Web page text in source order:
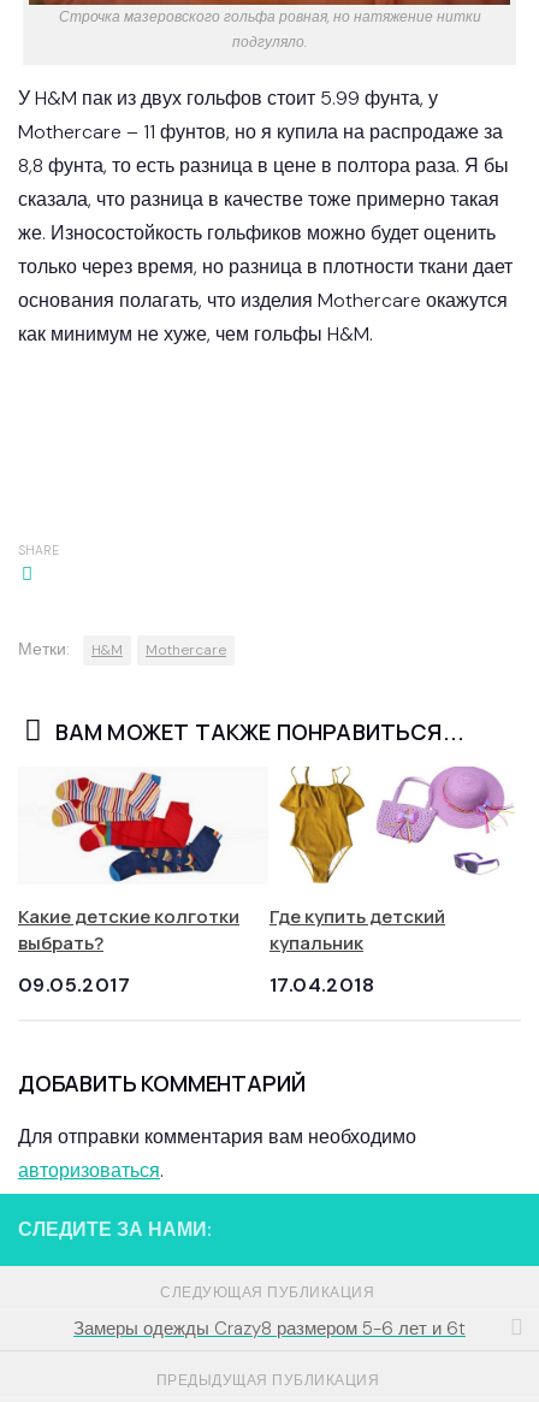
Строчка мазеровского гольфа ровная, но натяжение нитки
подгуляло.
У H&M пак из двух гольфов стоит 5.99 фунта, у
Mothercare – 11 фунтов, но я купила на распродаже за
8,8 фунта, то есть разница в цене в полтора раза. Я бы
сказала, что разница в качестве тоже примерно такая
же. Износостойкость гольфиков можно будет оценить
только через время, но разница в плотности ткани дает
основания полагать, что изделия Mothercare окажутся
как минимум не хуже, чем гольфы H&M.
SHARE
Метки: H&M Mothercare
ВАМ МОЖЕТ ТАКЖЕ ПОНРАВИТЬСЯ...
Какие детские колготки
выбрать?
09.05.2017
Где купить детский
купальник
17.04.2018
ДОБАВИТЬ КОММЕНТАРИЙ
Для отправки комментария вам необходимо
авторизоваться.
СЛЕДИТЕ ЗА НАМИ:
СЛЕДУЮЩАЯ ПУБЛИКАЦИЯ
Замеры одежды Crazy8 размером 5-6 лет и 6t
ПРЕДЫДУЩАЯ ПУБЛИКАЦИЯ